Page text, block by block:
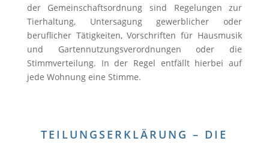
der Gemeinschaftsordnung sind Regelungen zur
Tierhaltung, Untersagung gewerblicher oder
beruflicher Tätigkeiten, Vorschriften für Hausmusik
und Gartennutzungsverordnungen oder die
Stimmverteilung. In der Regel entfällt hierbei auf
jede Wohnung eine Stimme.
TEILUNGSERKLÄRUNG – DIE